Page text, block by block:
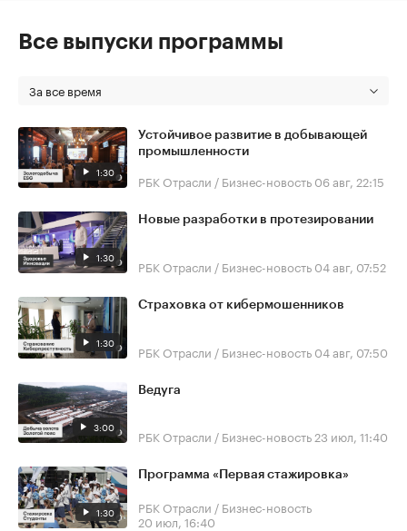
Все выпуски программы
За все время
1:30
Устойчивое развитие в добывающей
промышленности
РБК Отрасли / Бизнес-новость 06 авг, 22:15
1:30
Новые разработки в протезировании
РБК Отрасли / Бизнес-новость 04 авг, 07:52
1:30
Страховка от кибермошенников
РБК Отрасли / Бизнес-новость 04 авг, 07:50
3:00
Ведуга
РБК Отрасли / Бизнес-новость 23 июл, 11:40
1:30
Программа «Первая стажировка»
РБК Отрасли / Бизнес-новость
20 июл, 16:40